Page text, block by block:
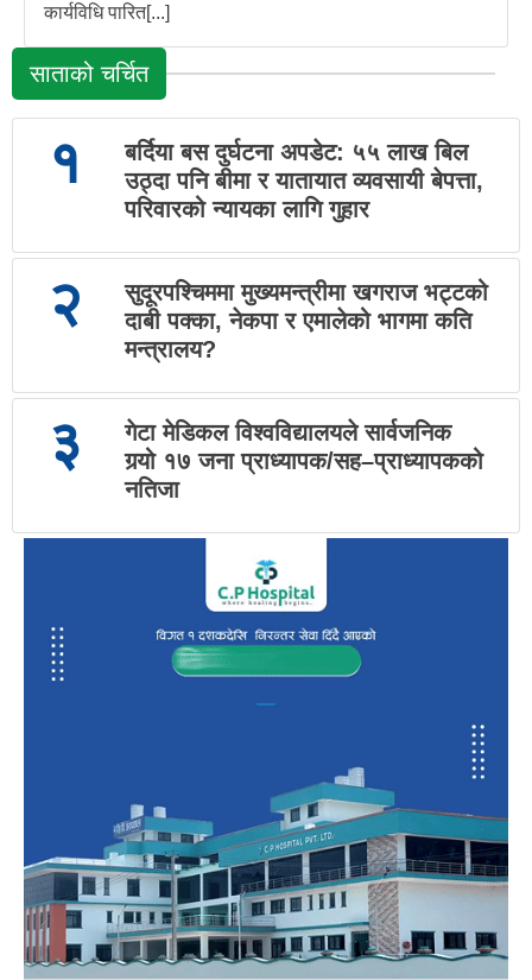
कार्यविधि पारित[...]
साताको चर्चित
१
बर्दिया बस दुर्घटना अपडेट: ५५ लाख बिल
उठ्दा पनि बीमा र यातायात व्यवसायी बेपत्ता,
परिवारको न्यायका लागि गुहार
२
सुदूरपश्चिममा मुख्यमन्त्रीमा खगराज भट्टको
दाबी पक्का, नेकपा र एमालेको भागमा कति
मन्त्रालय?
३
गेटा मेडिकल विश्वविद्यालयले सार्वजनिक
गर्‍यो १७ जना प्राध्यापक/सह–प्राध्यापकको
नतिजा